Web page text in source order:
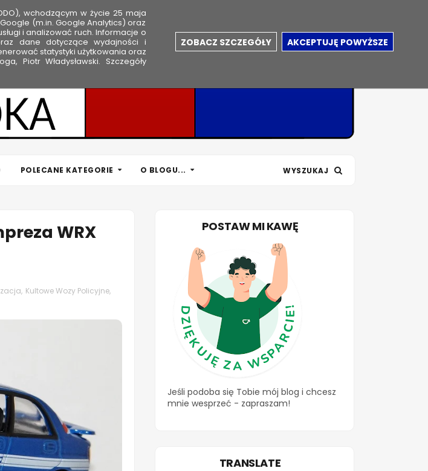
POLECANE KATEGORIE O BLOGU... WYSZUKAJ
WRX
, Kultowe Wozy Policyjne,
POSTAW MI KAWĘ
Jeśli podoba się Tobie mój blog i chcesz
mnie wesprzeć - zapraszam!
TRANSLATE
wchodzącym w życie 25 maja
(m.in. Google Analytics) oraz
i analizować ruch. Informacje o
dane dotyczące wydajności i
statystyki użytkowania oraz
Piotr Władysławski. Szczegóły
ZOBACZ SZCZEGÓŁY AKCEPTUJĘ POWYŻSZE